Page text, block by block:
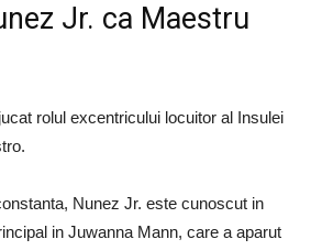
Jr. ca Maestru
rolul excentricului locuitor al Insulei
Nunez Jr. este cunoscut in
in Juwanna Mann, care a aparut